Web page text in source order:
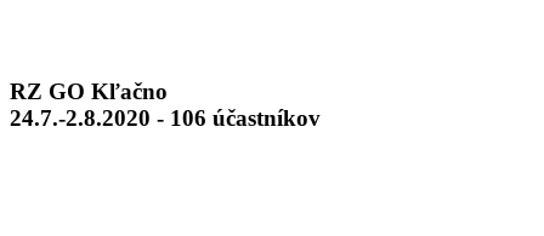
RZ GO Kľačno
24.7.-2.8.2020 - 106 účastníkov